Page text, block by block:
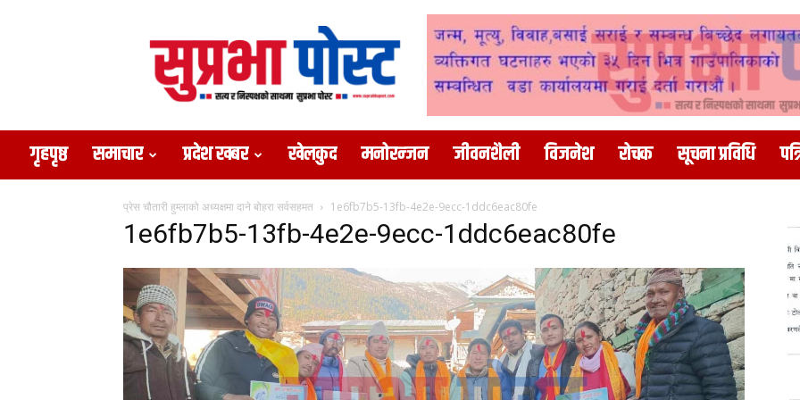
Post
गृहपृष्ठ समाचार प्रदेश खबर खेलकुद मनोरन्जन जीवनशैली विजनेश रोचक सूचना प्रविधि
प्रेस चौतारी हुम्लाको अध्यक्षमा दाने बोहरा सर्वसहमत 1e6fb7b5-13fb-4e2e-9ecc-1ddc6eac80fe
1e6fb7b5-13fb-4e2e-9ecc-1ddc6eac80fe